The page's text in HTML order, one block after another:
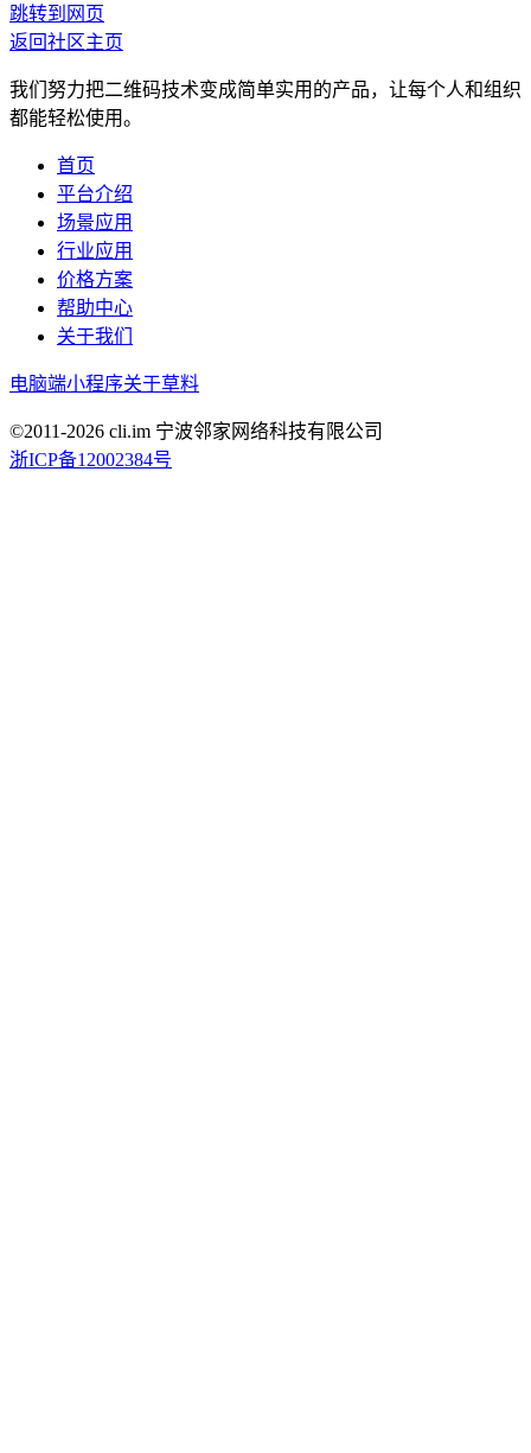
跳转到网页
返回社区主页
我们努力把二维码技术变成简单实用的产品，让每个人和组织
都能轻松使用。
首页
平台介绍
场景应用
行业应用
价格方案
帮助中心
关于我们
电脑端小程序关于草料
©2011-2026 cli.im 宁波邻家网络科技有限公司
浙ICP备12002384号